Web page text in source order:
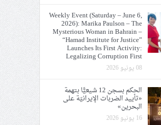
Weekly Event (Saturday – June 6,
2026): Marika Paulson – The
Mysterious Woman in Bahrain –
“Hamad Institute for Justice”
Launches Its First Activity:
Legalizing Corruption First
08 يونيو 2026
الحكم بسجن 12 شيعيًّا بتهمة
«تأييد الضربات الإيرانيّة على
البحرين»
16 يونيو 2026